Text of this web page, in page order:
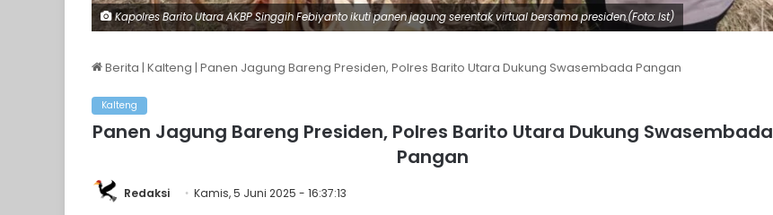
Kapolres Barito Utara AKBP Singgih Febiyanto ikuti panen jagung serentak virtual bersama presiden.(Foto: Ist)
Berita | Kalteng | Panen Jagung Bareng Presiden, Polres Barito Utara Dukung Swasembada Pangan
Kalteng
Panen Jagung Bareng Presiden, Polres Barito Utara Dukung Swasembada
Pangan
Redaksi Kamis, 5 Juni 2025 - 16:37:13